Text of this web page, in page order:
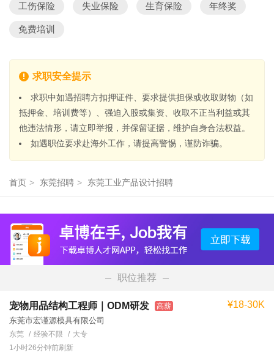
工伤保险 失业保险 生育保险 年终奖
免费培训
求职安全提示
求职中如遇招聘方扣押证件、要求提供担保或收取财物（如
抵押金、培训费等）、强迫入股或集资、收取不正当利益或其
他违法情形，请立即举报，并保留证据，维护自身合法权益。
如遇职位要求赴海外工作，请提高警惕，谨防诈骗。
首页 > 东莞招聘 > 东莞工业产品设计招聘
职位推荐
宠物用品结构工程师｜ODM研发 高薪
东莞市宏谨源模具有限公司
¥18-30K
东莞 经验不限
大专
1小时26分钟前刷新